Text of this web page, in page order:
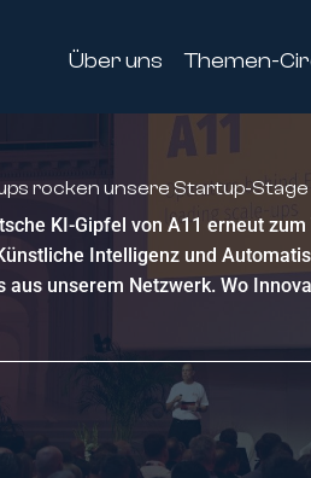
Über uns Themen-
rocken unsere Startup-Stage
KI-Gipfel von A11 erneut
Intelligenz und
unserem Netzwerk. Wo